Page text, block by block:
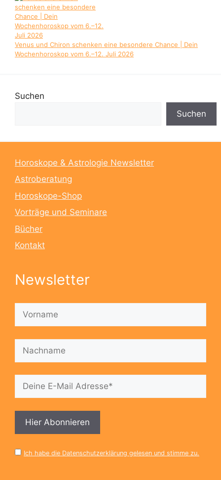
Venus und Chiron schenken eine besondere Chance | Dein
Wochenhoroskop vom 6.–12. Juli 2026
Suchen
Suchen
Horoskope & Astrologie Newsletter
Astroberatung
Horoskope-Shop
Vorträge und Seminare
Bücher
Kontakt
Newsletter
Ich habe die Datenschutzerklärung gelesen und stimme zu.